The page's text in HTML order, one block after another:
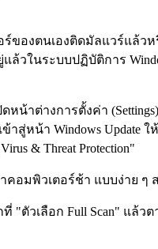
ของตนเองติดมัลแวร์แล้ว
ล้วในระบบปฏิบัติการ
ดหน้าต่างการตั้งค่า
ข้าสู่หน้า Windows Update
& Threat Protection"
"ตัวเลือก Full Scan" แล้ว